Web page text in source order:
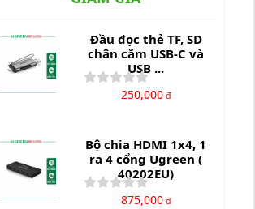
Đầu đọc thẻ TF, SD
chân cắm USB-C và
USB ...
250,000 đ
Bộ chia HDMI 1x4, 1
ra 4 cổng Ugreen (
40202EU)
875,000 đ